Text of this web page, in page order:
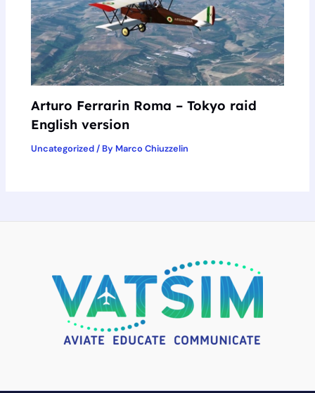
Arturo Ferrarin Roma – Tokyo raid
English version
Uncategorized/ By Marco Chiuzzelin